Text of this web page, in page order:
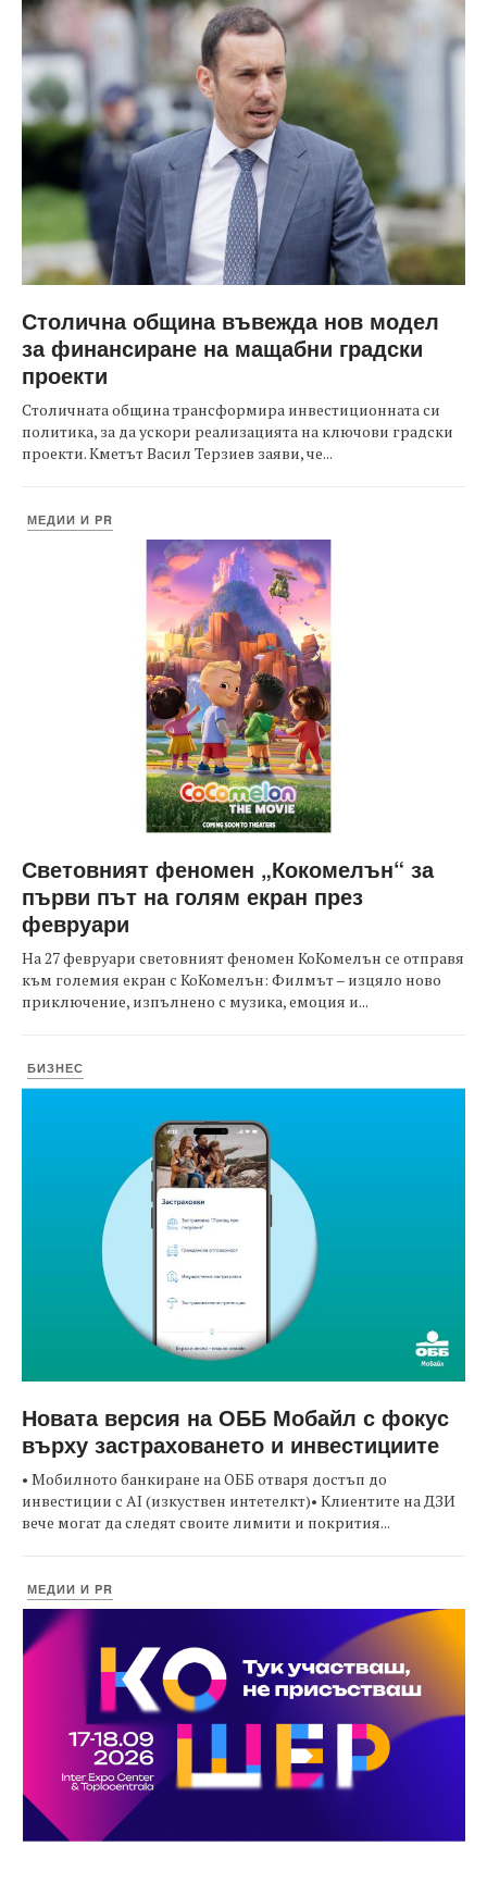
Столична община въвежда нов модел
за финансиране на мащабни градски
проекти
Столичната община трансформира инвестиционната си
политика, за да ускори реализацията на ключови градски
проекти. Кметът Васил Терзиев заяви, че...
МЕДИИ И PR
Световният феномен „Кокомелън“ за
първи път на голям екран през
февруари
На 27 февруари световният феномен КоКомелън се отправя
към големия екран с КоКомелън: Филмът – изцяло ново
приключение, изпълнено с музика, емоция и...
БИЗНЕС
Новата версия на ОББ Мобайл с фокус
върху застраховането и инвестициите
• Мобилното банкиране на ОББ отваря достъп до
инвестиции с AI (изкуствен интетелкт)• Клиентите на ДЗИ
вече могат да следят своите лимити и покрития...
МЕДИИ И PR